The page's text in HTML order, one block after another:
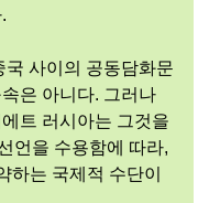
국 사이의 공동담화문
은 아니다. 그러나
트 러시아는 그것을
언을 수용함에 따라,
하는 국제적 수단이